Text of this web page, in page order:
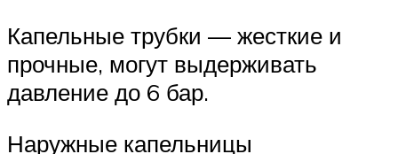
Капельные трубки — жесткие и
прочные, могут выдерживать
давление до 6 бар.
Наружные капельницы